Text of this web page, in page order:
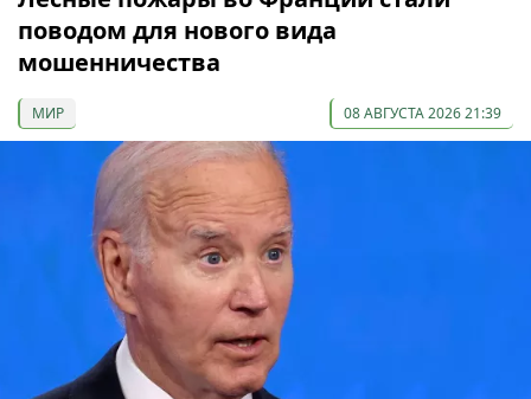
поводом для нового вида
мошенничества
МИР 08 АВГУСТА 2026 21:39